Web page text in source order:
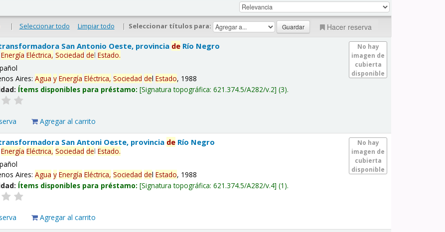
| Seleccionar todo Limpiar todo | Seleccionar títulos para: Hacer reserva
No hay
imagen de
cubierta
disponible
San Antonio Oeste, provincia de Río Negro
Energía Eléctrica, Sociedad delEstado.
Aires:Agua y Energía Eléctrica, Sociedad delEstado, 1988
Ítems disponibles para préstamo: Signatura topográfica:621.374.5/A282/v.2 (3).
Agregar al carrito
No hay
imagen de
cubierta
disponible
San Antoni Oeste, provincia de Río Negro
Energía Eléctrica, Sociedad delEstado.
Aires:Agua y Energía Eléctrica, Sociedad delEstado, 1988
Ítems disponibles para préstamo: Signatura topográfica:621.374.5/A282/v.4 (1).
Agregar al carrito